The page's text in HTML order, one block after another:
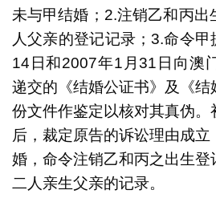
未与甲结婚；2.注销乙和丙出
人父亲的登记记录；3.命令
14日和2007年1月31日向澳
递交的《结婚公证书》及《
份文件作鉴定以核对其真伪。
后，裁定原告的诉讼理由成
婚，命令注销乙和丙之出生登
二人亲生父亲的记录。